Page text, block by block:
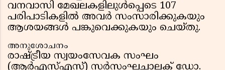
വനവാസി മേഖലകളിലുൾപ്പെടെ 107
പരിപാടികളിൽ അവർ സംസാരിക്കുകയും
ആശയങ്ങൾ പങ്കുവെക്കുകയും ചെയ്തു.
അനുശോചനം
രാഷ്ട്രീയ സ്വയംസേവക സംഘം
(ആർഎസ്എസ്) സർസംഘചാലക് ഡോ.